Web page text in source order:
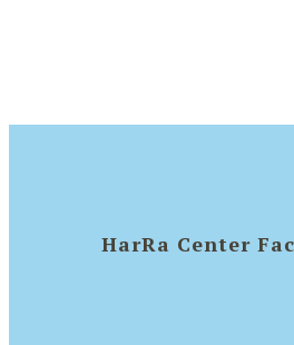
HarRa Center